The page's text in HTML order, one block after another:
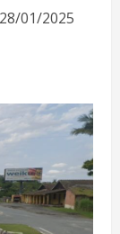
28/01/2025